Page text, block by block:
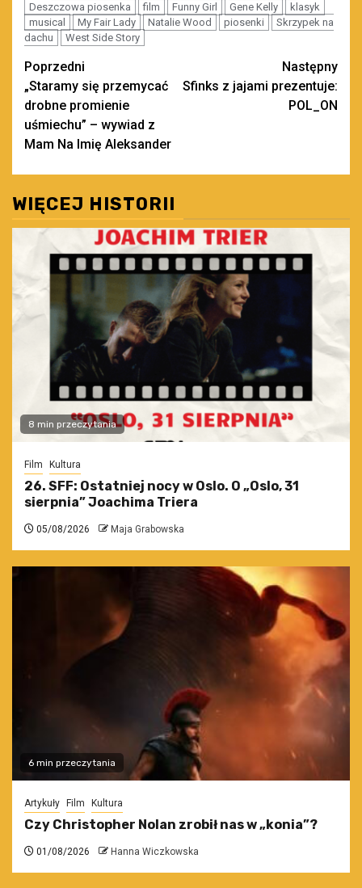
Deszczowa piosenka
film Funny Girl Gene Kelly
klasyk
musical
My Fair Lady Natalie Wood piosenki
Skrzypek na
dachu
West Side Story
Zobacz
wpisy
Poprzedni
„Staramy się przemycać
drobne promienie
uśmiechu” – wywiad z
Mam Na Imię Aleksander
Następny
Sfinks z jajami prezentuje:
POL_ON
WIĘCEJ HISTORII
8 min przeczytania
Film Kultura
26. SFF: Ostatniej nocy w Oslo. O „Oslo, 31
sierpnia” Joachima Triera
05/08/2026 Maja Grabowska
6 min przeczytania
Artykuły Film Kultura
Czy Christopher Nolan zrobił nas w „konia”?
01/08/2026 Hanna Wiczkowska